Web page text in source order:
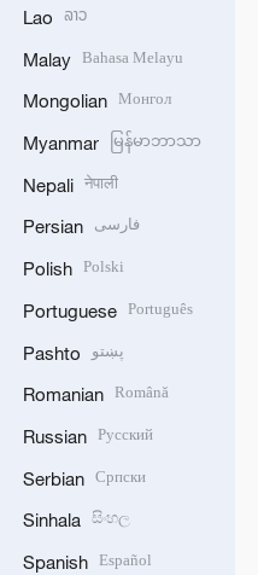
Lao ລາວ
Malay Bahasa Melayu
Mongolian Монгол
Myanmar မြန်မာဘာသာ
Nepali नेपाली
Persian فارسی
Polish Polski
Portuguese Português
Pashto پښتو
Romanian Română
Russian Русский
Serbian Српски
Sinhala සිංහල
Spanish Español